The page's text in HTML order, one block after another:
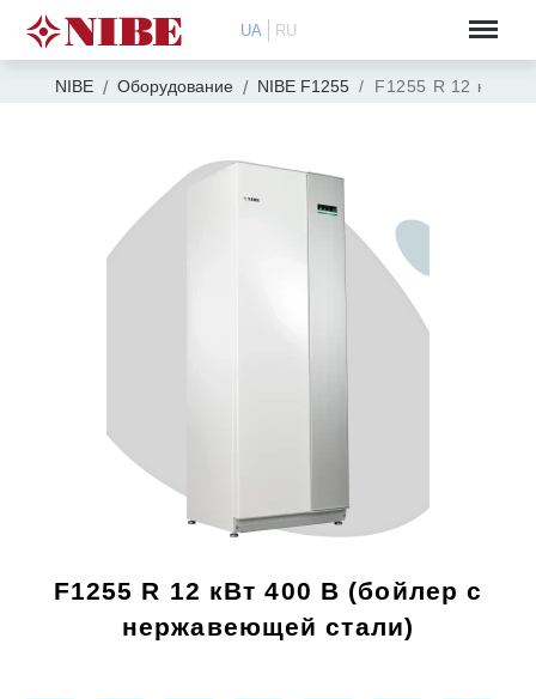
UA RU
NIBE Оборудование NIBE F1255 F1255 R 12 кВт
F1255 R 12 кВт 400 В (бойлер с
нержавеющей стали)